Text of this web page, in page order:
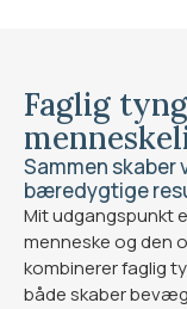
Faglig
Sammen skaber
bæredygtige
Mit udgangspunkt
menneske og den
kombinerer faglig
både skaber